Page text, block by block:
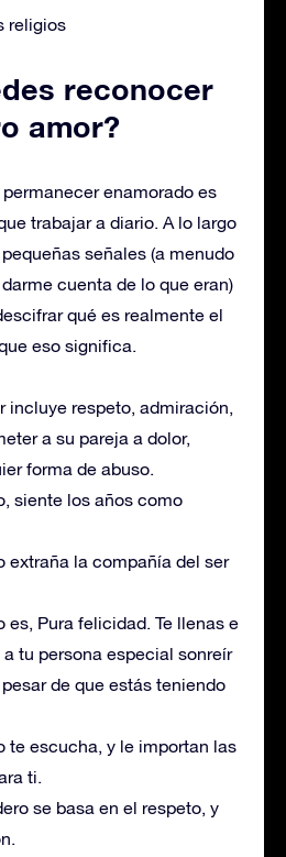
religios
reconocer
amor?
enamorado es
trabajar a diario. A lo largo
señales (a menudo
cuenta de lo que eran)
qué es realmente el
eso significa.
incluye respeto, admiración,
a su pareja a dolor,
forma de abuso.
siente los años como
extraña la compañía del ser
es, Pura felicidad. Te llenas e
tu persona especial sonreír
de que estás teniendo
te escucha, y le importan las
ti.
se basa en el respeto, y